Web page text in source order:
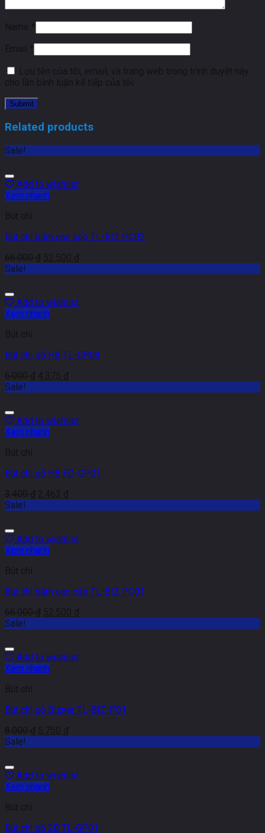
Name *
Email *
Lưu tên của tôi, email, và trang web trong trình duyệt này
cho lần bình luận kế tiếp của tôi.
Related products
Sale!
Add to wishlist
Xem nhanh
Bút chì
Bút chì bấm cao cấp TL-BIZ PC02
66.000₫ 52.500 ₫
Sale!
Add to wishlist
Xem nhanh
Bút chì
Bút chì gỗ HB TL-GP08
6.000₫ 4.375 ₫
Sale!
Add to wishlist
Xem nhanh
Bút chì
Bút chì gỗ HB FO-GP01
3.400₫ 2.463 ₫
Sale!
Add to wishlist
Xem nhanh
Bút chì
Bút chì bấm cao cấp TL-BIZ PC01
66.000₫ 52.500 ₫
Sale!
Add to wishlist
Xem nhanh
Bút chì
Bút chì gỗ Bizner TL-BIZ-P01
8.000₫ 5.750 ₫
Sale!
Add to wishlist
Xem nhanh
Bút chì
Bút chì gỗ 2B TL-GP01